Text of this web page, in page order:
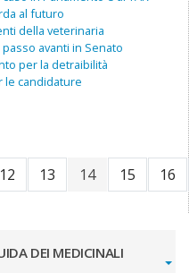
al futuro
della veterinaria
avanti in Senato
per la detraibilità
le candidature
12 13 14 15 16
DEI MEDICINALI